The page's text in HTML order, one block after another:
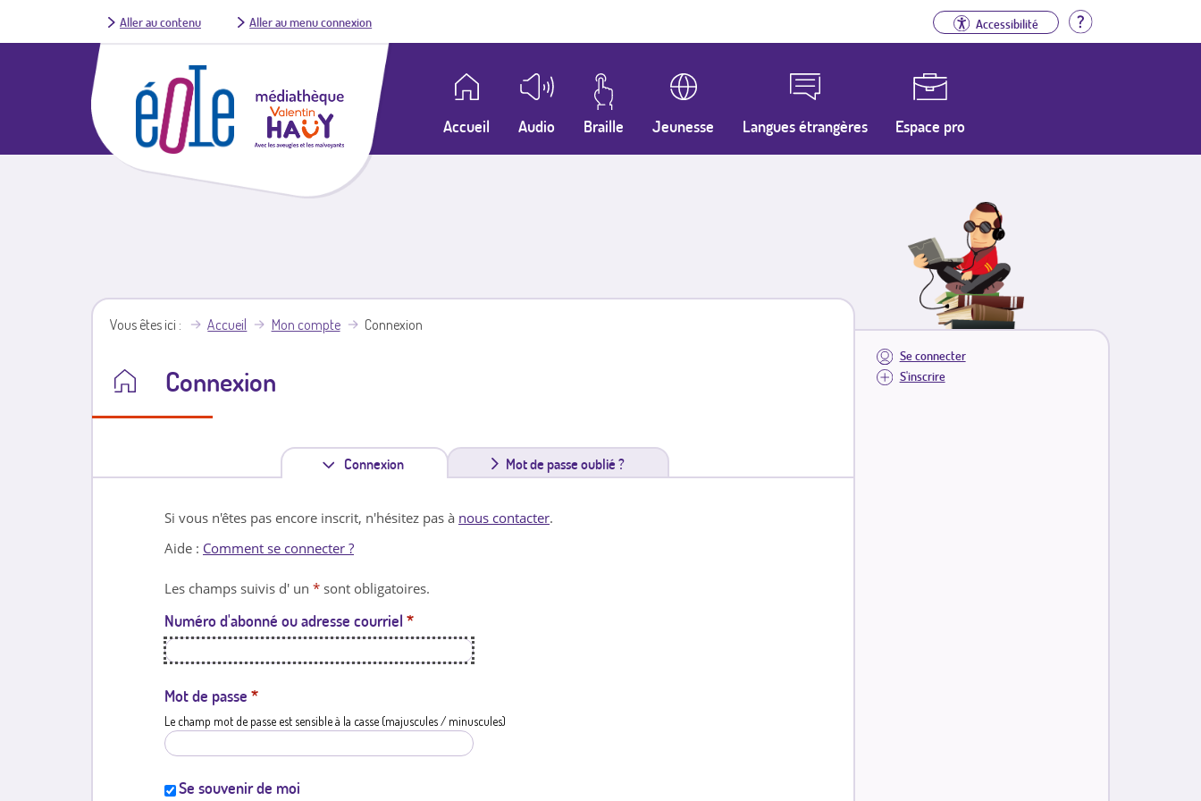
Aller au contenu Aller au menu connexion Accessibilité Aide
Accueil Audio Braille Jeunesse Langues étrangères Espace pro
Se connecter
S'inscrire
Vous êtes ici Accueil Mon compte Connexion
Connexion
Connexion
n
l
e
Mot de passe oublié ?
Si vous n'êtes pas encore inscrit, n'hésitez pas à nous contacter.
Aide : Comment se connecter ?
Les champs suivis d' un * sont obligatoires.
Numéro d'abonné ou adresse courriel *
Mot de passe *
Le champ mot de passe est sensible à la casse (majuscules / minuscules)
Se souvenir de moi